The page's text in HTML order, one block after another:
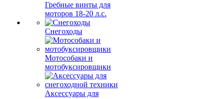
Гребные винты для
моторов 18-20 л.с.
Снегоходы
Мотособаки и
мотобуксировщики
Аксессуары для